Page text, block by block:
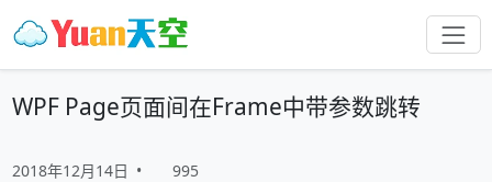
WPF Page页面间在Frame中带参数跳转
2018年12月14日 • 995